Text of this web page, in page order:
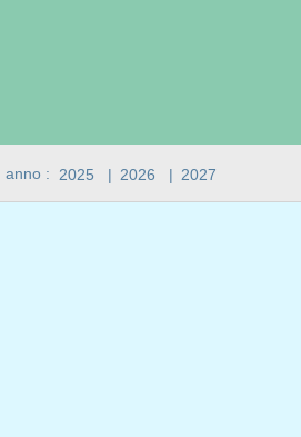
anno : 2025 | 2026 | 2027